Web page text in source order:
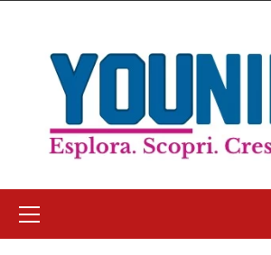
contenuto
principale